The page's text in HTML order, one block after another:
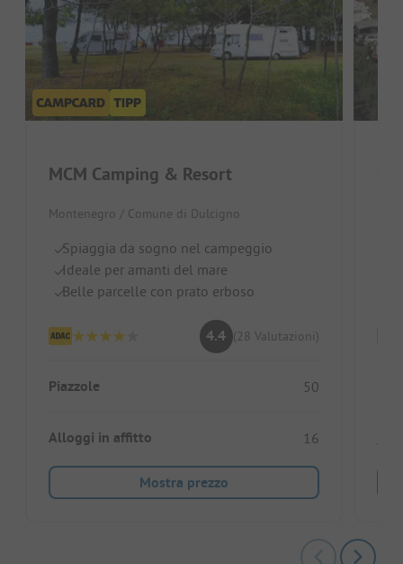
MCM Camping & Resort
Montenegro / Comune di Dulcigno
Spiaggia da sogno nel campeggio
Ideale per amanti del mare
Belle parcelle con prato erboso
4.4 (28 Valutazioni)
Piazzole 50
Alloggi in affitto 16
Mostra prezzo